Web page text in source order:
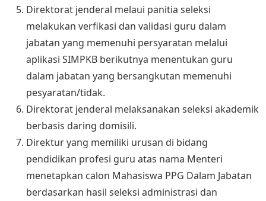
Direktorat jenderal melaui panitia seleksi
melakukan verfikasi dan validasi guru dalam
jabatan yang memenuhi persyaratan melalui
aplikasi SIMPKB berikutnya menentukan guru
dalam jabatan yang bersangkutan memenuhi
pesyaratan/tidak.
Direktorat jenderal melaksanakan seleksi akademik
berbasis daring domisili.
Direktur yang memiliki urusan di bidang
pendidikan profesi guru atas nama Menteri
menetapkan calon Mahasiswa PPG Dalam Jabatan
berdasarkan hasil seleksi administrasi dan